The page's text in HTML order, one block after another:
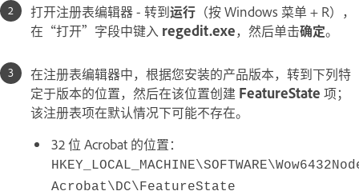
打开注册表编辑器 - 转到运行 （按 Windows 菜单 + R），
在“打开”字段中键入 regedit.exe，然后单击确定。
在注册表编辑器中，根据您安装的产品版本，转到下列特
定于版本的位置，然后在该位置创建 FeatureState 项；
该注册表项在默认情况下可能不存在。
32 位 Acrobat 的位置：
Acrobat\DC\FeatureState